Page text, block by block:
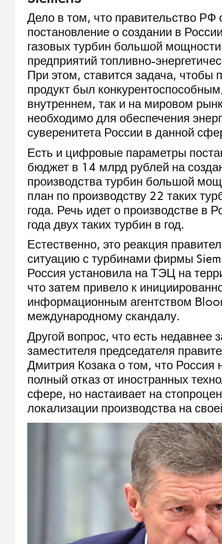
Дело в том, что правительство РФ
постановление о создании в
газовых турбин большой
предприятий топливно-
При этом, ставится задача, чтобы
продукт был
внутреннем, так и на мировом
необходимо для обеспечения
суверенитета России в данной
Есть и цифровые параметры
бюджет в 14 млрд рублей на
производства турбин большой
план по производству 22 таких
года. Речь идет о производстве в
года двух таких турбин в год.
Естественно, это реакция
ситуацию с турбинами фирмы
Россия установила на ТЭЦ на
что затем привело к
информационным агентством
международному скандалу.
Другой вопрос, что есть недавнее
заместителя председателя
Дмитрия Козака о том, что Россия
полный отказ от иностранных
сфере, но настаивает на
локализации производства на